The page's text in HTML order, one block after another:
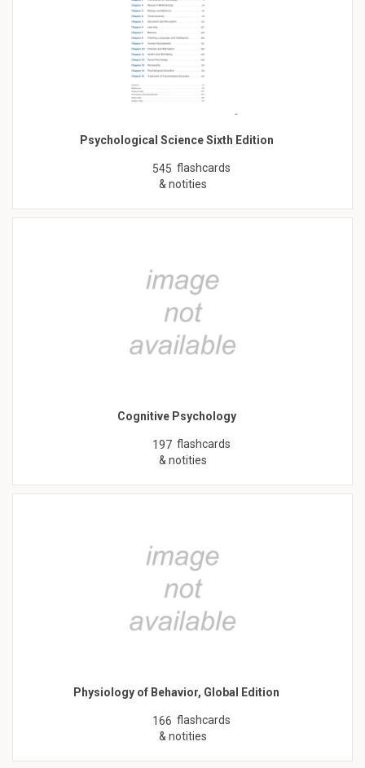
Psychological Science Sixth Edition
545 flashcards
& notities
Cognitive Psychology
197 flashcards
& notities
Physiology of Behavior, Global Edition
166 flashcards
& notities